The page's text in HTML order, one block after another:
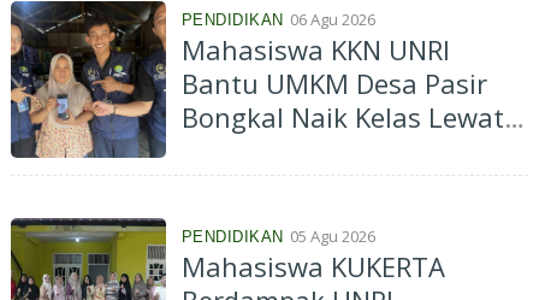
PENDIDIKAN 06 Agu 2026
Mahasiswa KKN UNRI
Bantu UMKM Desa Pasir
Bongkal Naik Kelas Lewat
PENDIDIKAN 05 Agu 2026
Mahasiswa KUKERTA